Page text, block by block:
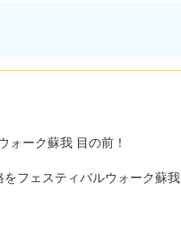
ォーク蘇我 目の前！
フェスティバルウォーク蘇我